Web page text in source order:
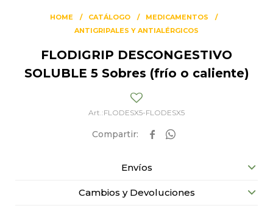
HOME CATÁLOGO
MEDICAMENTOS
ANTIGRIPALES Y ANTIALÉRGICOS
FLODIGRIP DESCONGESTIVO
SOLUBLE 5 Sobres (frío o caliente)
FLODESX5-FLODESX5
 
Envíos
Cambios y Devoluciones